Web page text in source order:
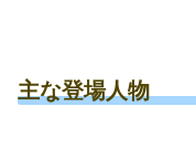
主な登場人物